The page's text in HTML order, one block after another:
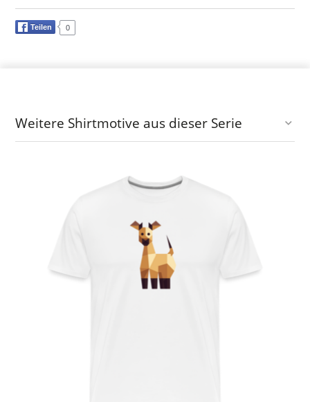
Teilen 0
Weitere Shirtmotive aus dieser Serie